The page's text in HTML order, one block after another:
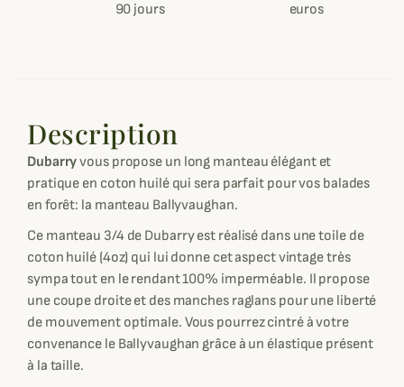
90 jours
euros
Description
Dubarryvous propose un long manteau élégant et
pratique en coton huilé qui sera parfait pour vos balades
en forêt: la manteau Ballyvaughan.
Ce manteau 3/4 de Dubarry est réalisé dans une toile de
coton huilé (4oz) qui lui donne cet aspect vintage très
sympa tout en le rendant 100% imperméable. Il propose
une coupe droite et des manches raglans pour une liberté
de mouvement optimale. Vous pourrez cintré à votre
convenance le Ballyvaughan grâce à un élastique présent
à la taille.